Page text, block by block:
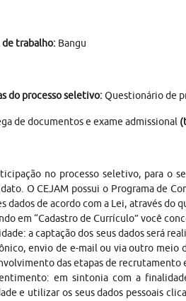
de trabalho: Bangu
do processo seletivo:Questionário de
de documentos e exame admissional
no processo seletivo, para o
O CEJAM possui o Programa de
dados de acordo com a Lei, através do
em “Cadastro de Currículo” você
a captação dos seus dados será
envio de e-mail ou via outro meio
das etapas de recrutamento
em sintonia com a
e utilizar os seus dados pessoais